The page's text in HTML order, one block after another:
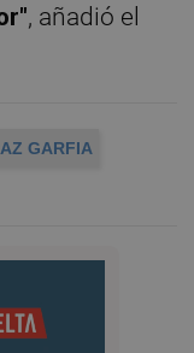
, añadió el
GARFIA